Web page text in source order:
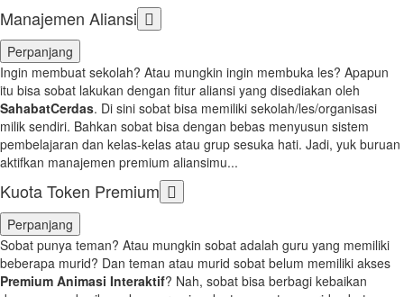
Manajemen Aliansi
Perpanjang
Ingin membuat sekolah? Atau mungkin ingin membuka les? Apapun
itu bisa sobat lakukan dengan fitur aliansi yang disediakan oleh
SahabatCerdas. Di sini sobat bisa memiliki sekolah/les/organisasi
milik sendiri. Bahkan sobat bisa dengan bebas menyusun sistem
pembelajaran dan kelas-kelas atau grup sesuka hati. Jadi, yuk buruan
aktifkan manajemen premium aliansimu...
Kuota Token Premium
Perpanjang
Sobat punya teman? Atau mungkin sobat adalah guru yang memiliki
beberapa murid? Dan teman atau murid sobat belum memiliki akses
Premium Animasi Interaktif? Nah, sobat bisa berbagi kebaikan